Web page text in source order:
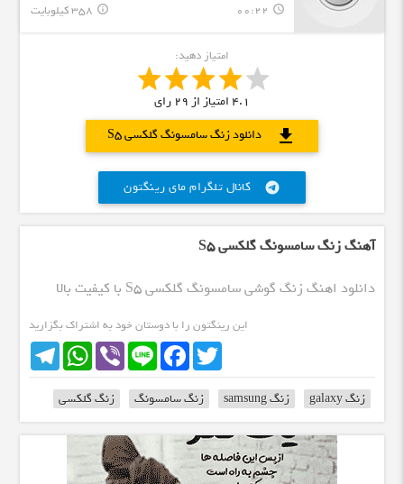
query_builder
00:22 358 کیلوبایت info_outline
امتیاز دهید:
4.1 امتیاز از29رای
دانلود زنگ سامسونگ گلکسی S5
download
کانال تلگرام مای رینگتون telegram
آهنگ زنگ سامسونگ گلکسی S5
دانلود اهنگ زنگ گوشی سامسونگ گلکسی S5 با کیفیت بالا
این رینگتون را با دوستان خود به اشتراک بگزارید
TelegramWhatsApp Viber Line
FacebookTwitter
زنگ galaxy زنگ samsung زنگ سامسونگ زنگ گلکسی